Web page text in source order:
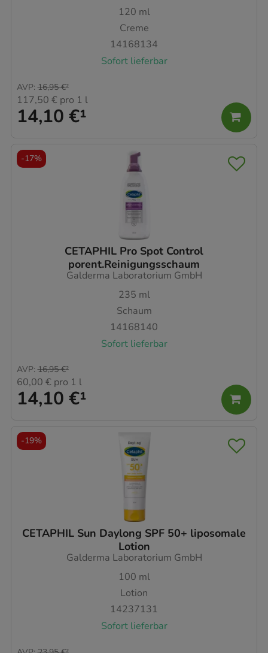
120 ml
Creme
14168134
Sofort lieferbar
14,10 €¹
AVP: 16,95 €²
117,50 € pro 1 l
CETAPHIL Pro Spot Control
porent.Reinigungsschaum
Galderma Laboratorium GmbH
235 ml
Schaum
14168140
Sofort lieferbar
14,10 €¹
AVP: 16,95 €²
60,00 € pro 1 l
-17%
CETAPHIL Sun Daylong SPF 50+ liposomale
Lotion
Galderma Laboratorium GmbH
100 ml
Lotion
14237131
Sofort lieferbar
-19%